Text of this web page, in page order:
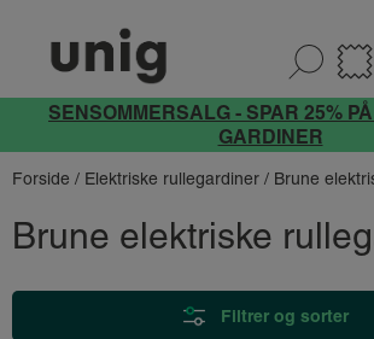
SENSOMMERSALG - SPAR 25%
GARDINER
Forside / Elektriske rullegardiner / Brune
Brune elektriske
Filtrer og sorter